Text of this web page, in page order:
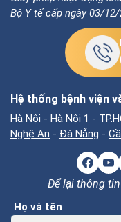
Giấy phép hoạt động
Hệ thống bệnh viện
-Hà Nội 1-
Nghệ An-Đà Nẵng